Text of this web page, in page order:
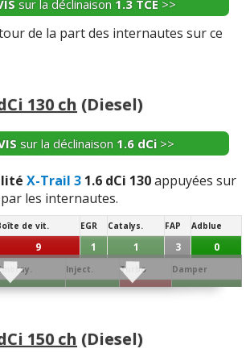
sur la déclinaison 1.3 TCE >>
de la part des internautes sur ce
130 ch (Diesel)
sur la déclinaison 1.6 dCi>>
X-Trail 3 1.6 dCi 130appuyées sur
les internautes.
de vit. EGR Catalys. FAP Adblue
9 1 1 3 0
Inject. Turbo Damper
0 0 12 0
1 3 0
150 ch (Diesel)